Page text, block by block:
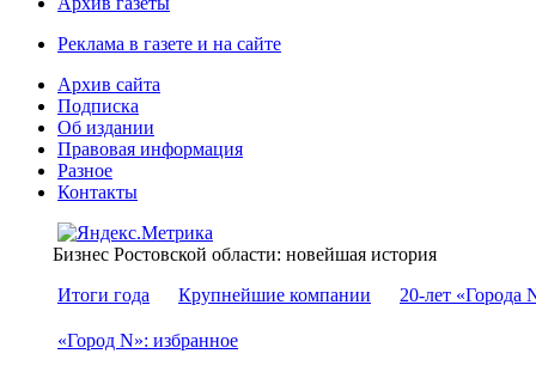
Реклама в газете и на сайте
Архив сайта
Подписка
Об издании
Правовая информация
Разное
Контакты
Бизнес Ростовской области: новейшая история
Итоги года
Крупнейшие компании 20-лет «Города
«Город N»: избранное